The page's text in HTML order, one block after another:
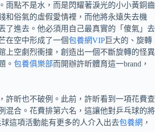
雨點不是水，而是閃耀著淚光的小小黃銅齒
和俗氣的虛假愛情裡，而他將永遠失去機
了進去。他必須用自己最真實的「傻氣」去
在空中形成了一個包養網VIP巨大的、旋轉
上空劇烈衝撞，創造出一個不斷旋轉的怪異
。 包養俱樂部而開辦許昕體育這一brand，
許昕也不破例。此前，許昕看到一項花費查
混合。花費排第六名，這讓他對乒乓球的將
這項活動能有更多的人介入出去包養網 ，